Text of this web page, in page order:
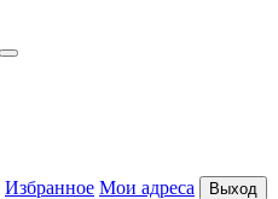
Избранное Мои адреса Выход